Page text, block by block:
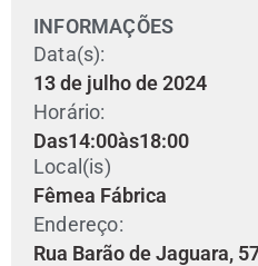
INFORMAÇÕES
Data(s):
13 de julho de 2024
Horário:
Das14:00às18:00
Local(is)
Fêmea Fábrica
Endereço:
Rua Barão de Jaguara,